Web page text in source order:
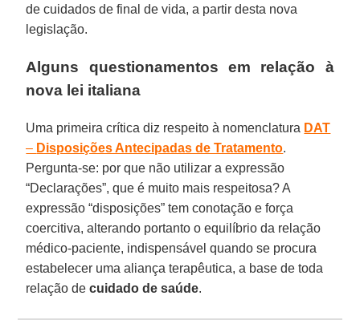
de cuidados de final de vida, a partir desta nova
legislação.
Alguns questionamentos em relação à
nova lei italiana
Uma primeira crítica diz respeito à nomenclatura DAT
– Disposições Antecipadas de Tratamento.
Pergunta-se: por que não utilizar a expressão
“Declarações”, que é muito mais respeitosa? A
expressão “disposições” tem conotação e força
coercitiva, alterando portanto o equilíbrio da relação
médico-paciente, indispensável quando se procura
estabelecer uma aliança terapêutica, a base de toda
relação decuidado de saúde.